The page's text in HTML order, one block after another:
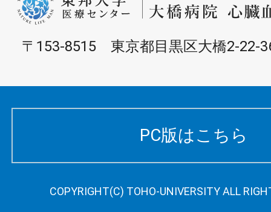
〒153-8515 東京都目黒区大橋2-22-
PC版はこちら
COPYRIGHT(C) TOHO-UNIVERSITY ALL